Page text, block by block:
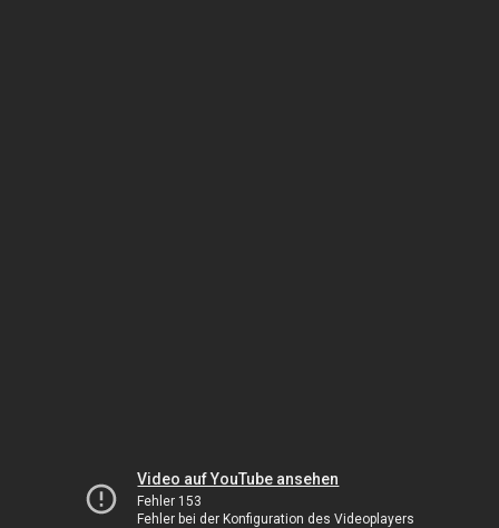
Video auf YouTube ansehen
Fehler 153
Fehler bei der Konfiguration des Videoplayers